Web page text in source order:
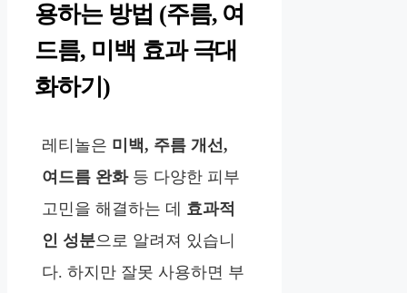
용하는 방법 (주름, 여
드름, 미백 효과 극대
화하기)
레티놀은 미백, 주름 개선,
여드름 완화등 다양한 피부
고민을 해결하는 데 효과적
인 성분으로 알려져 있습니
다. 하지만 잘못 사용하면 부